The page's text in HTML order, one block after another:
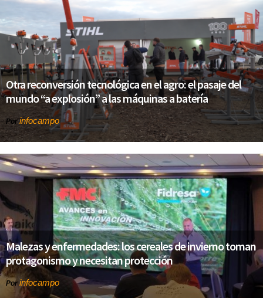
Otra reconversión tecnológica en el agro: el pasaje del
mundo “a explosión” a las máquinas a batería
Porinfocampo
Malezas y enfermedades: los cereales de invierno toman
protagonismo y necesitan protección
Por infocampo